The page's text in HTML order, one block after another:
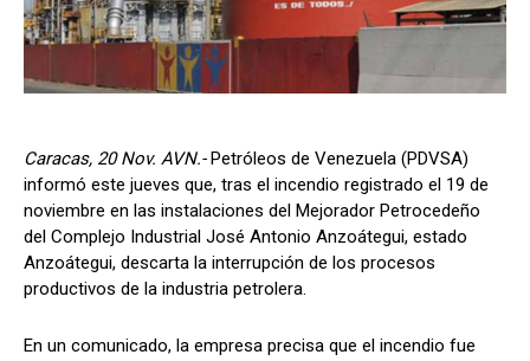
Caracas, 20 Nov. AVN.- Petróleos de Venezuela (PDVSA)
informó este jueves que, tras el incendio registrado el 19 de
noviembre en las instalaciones del Mejorador Petrocedeño
del Complejo Industrial José Antonio Anzoátegui, estado
Anzoátegui, descarta la interrupción de los procesos
productivos de la industria petrolera.
En un comunicado, la empresa precisa que el incendio fue